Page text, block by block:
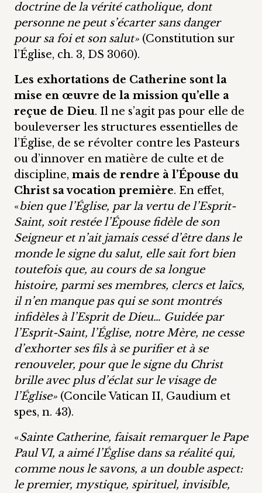
doctrine de la vérité catholique, dont
personne ne peut s’écarter sans danger
pour sa foi et son salut» (Constitution sur
l’Église, ch. 3, DS 3060).
Les exhortations de Catherine sont la
mise en œuvre de la mission qu’elle a
reçue de Dieu. Il ne s’agit pas pour elle de
bouleverser les structures essentielles de
l’Église, de se révolter contre les Pasteurs
ou d’innover en matière de culte et de
discipline, mais de rendre à l’Épouse du
Christ sa vocation première. En effet,
«bien que l’Église, par la vertu de l’Esprit-
Saint, soit restée l’Épouse fidèle de son
Seigneur et n’ait jamais cessé d’être dans le
monde le signe du salut, elle sait fort bien
toutefois que, au cours de sa longue
histoire, parmi ses membres, clercs et laïcs,
il n’en manque pas qui se sont montrés
infidèles à l’Esprit de Dieu… Guidée par
l’Esprit-Saint, l’Église, notre Mère, ne cesse
d’exhorter ses fils à se purifier et à se
renouveler, pour que le signe du Christ
brille avec plus d’éclat sur le visage de
l’Église» (Concile Vatican II, Gaudium et
spes, n. 43).
«Sainte Catherine, faisait remarquer le Pape
Paul VI, a aimé l’Église dans sa réalité qui,
comme nous le savons, a un double aspect:
le premier, mystique, spirituel, invisible,